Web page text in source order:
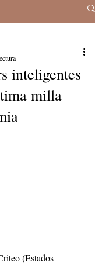
inteligentes
milla
(Estados